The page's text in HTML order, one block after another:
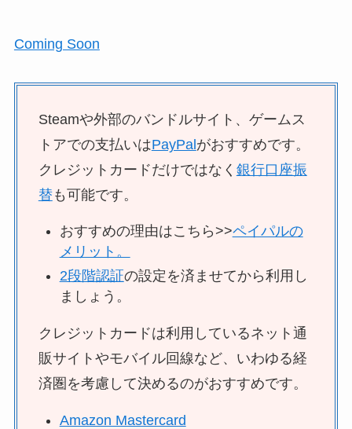
Coming Soon
Steamや外部のバンドルサイト、ゲームス
トアでの支払いはPayPalがおすすめです。
クレジットカードだけではなく 銀行口座振
替も可能です。
おすすめの理由はこちら>>ペイパルの
メリット。
2段階認証の設定を済ませてから利用し
ましょう。
クレジットカードは利用しているネット通
販サイトやモバイル回線など、いわゆる経
済圏を考慮して決めるのがおすすめです。
Amazon Mastercard